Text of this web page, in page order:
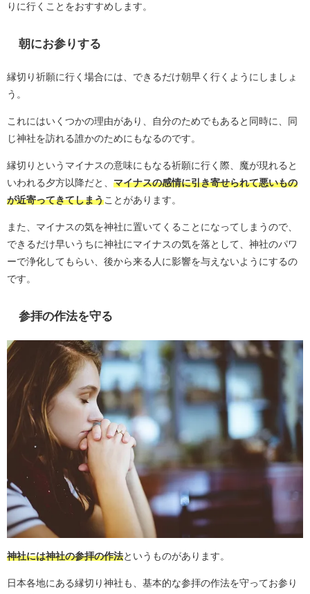
りに行くことをおすすめします。
朝にお参りする
縁切り祈願に行く場合には、できるだけ朝早く行くようにしましょ
う。
これにはいくつかの理由があり、自分のためでもあると同時に、同
じ神社を訪れる誰かのためにもなるのです。
縁切りというマイナスの意味にもなる祈願に行く際、魔が現れると
いわれる夕方以降だと、 マイナスの感情に引き寄せられて悪いもの
が近寄ってきてしまう ことがあります。
また、マイナスの気を神社に置いてくることになってしまうので、
できるだけ早いうちに神社にマイナスの気を落として、神社のパワ
ーで浄化してもらい、後から来る人に影響を与えないようにするの
です。
参拝の作法を守る
神社には神社の参拝の作法というものがあります。
日本各地にある縁切り神社も、基本的な参拝の作法を守ってお参り